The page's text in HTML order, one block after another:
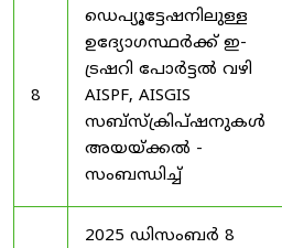
8
ഡെപ്യൂട്ടേഷനിലുള്ള
ഉദ്യോഗസ്ഥർക്ക് ഇ-
ട്രഷറി പോർട്ടൽ വഴി
AISPF, AISGIS
സബ്‌സ്‌ക്രിപ്‌ഷനുകൾ
അയയ്ക്കൽ -
സംബന്ധിച്ച്
2025 ഡിസംബർ 8